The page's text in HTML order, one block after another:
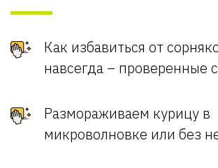
Как избавиться от
навсегда – проверенные
Размораживаем курицу в
микроволновке или без